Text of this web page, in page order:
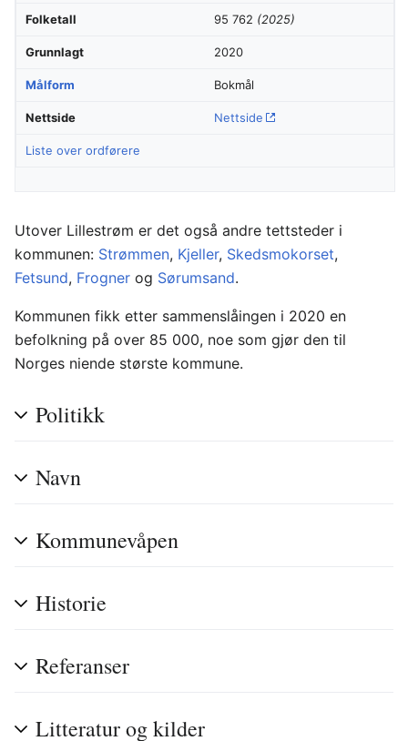
Folketall 95 762 (2025)
Grunnlagt 2020
Målform Bokmål
Nettside Nettside
Liste over ordførere
Utover Lillestrøm er det også andre tettsteder i
kommunen: Strømmen, Kjeller, Skedsmokorset,
Fetsund, Frogner og Sørumsand.
Kommunen fikk etter sammenslåingen i 2020 en
befolkning på over 85 000, noe som gjør den til
Norges niende største kommune.
Politikk
Navn
Kommunevåpen
Historie
Referanser
Litteratur og kilder